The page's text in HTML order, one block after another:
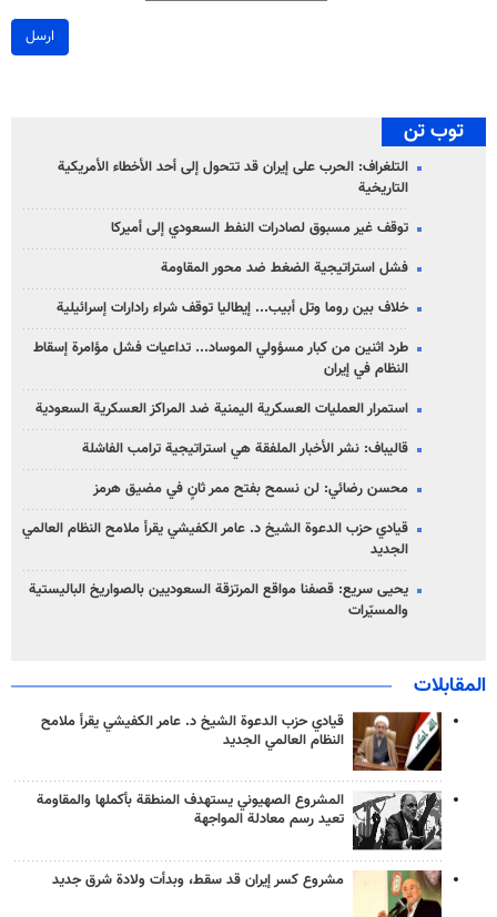
ارسل
توب تن
التلغراف: الحرب على إيران قد تتحول إلى أحد الأخطاء الأمريكية
التاريخية
توقف غير مسبوق لصادرات النفط السعودي إلى أميركا
فشل استراتيجية الضغط ضد محور المقاومة
خلاف بين روما وتل أبيب... إيطاليا توقف شراء رادارات إسرائيلية
طرد اثنين من كبار مسؤولي الموساد... تداعيات فشل مؤامرة إسقاط
النظام في إيران
استمرار العمليات العسكرية اليمنية ضد المراكز العسكرية السعودية
قاليباف: نشر الأخبار الملفقة هي استراتيجية ترامب الفاشلة
محسن رضائي: لن نسمح بفتح ممر ثانٍ في مضيق هرمز
قيادي حزب الدعوة الشيخ د. عامر الكفيشي يقرأ ملامح النظام العالمي
الجديد
يحيى سريع: قصفنا مواقع المرتزقة السعوديين بالصواريخ الباليستية
والمسيّرات
المقابلات
قيادي حزب الدعوة الشيخ د. عامر الكفيشي يقرأ ملامح
النظام العالمي الجديد
المشروع الصهيوني يستهدف المنطقة بأكملها والمقاومة
تعيد رسم معادلة المواجهة
مشروع كسر إيران قد سقط، وبدأت ولادة شرق جديد